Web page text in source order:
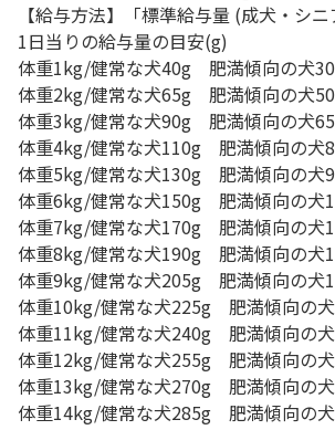
【給与方法】「標準給与量 (成犬・シ
1日当りの給与量の目安(g)
体重1kg/健常な犬40g 肥満傾向の犬
体重2kg/健常な犬65g 肥満傾向の犬
体重3kg/健常な犬90g 肥満傾向の犬
体重4kg/健常な犬110g 肥満傾向の犬
体重5kg/健常な犬130g 肥満傾向の犬
体重6kg/健常な犬150g 肥満傾向の犬
体重7kg/健常な犬170g 肥満傾向の犬
体重8kg/健常な犬190g 肥満傾向の犬
体重9kg/健常な犬205g 肥満傾向の犬
体重10kg/健常な犬225g 肥満傾向の
体重11kg/健常な犬240g 肥満傾向の
体重12kg/健常な犬255g 肥満傾向の
体重13kg/健常な犬270g 肥満傾向の
体重14kg/健常な犬285g 肥満傾向の